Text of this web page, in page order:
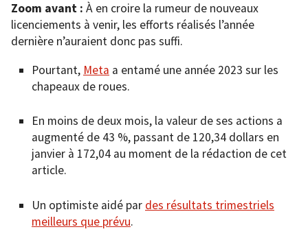
Zoom avant : À en croire la rumeur de nouveaux
licenciements à venir, les efforts réalisés l’année
dernière n’auraient donc pas suffi.
Pourtant, Meta a entamé une année 2023 sur les
chapeaux de roues.
En moins de deux mois, la valeur de ses actions a
augmenté de 43 %, passant de 120,34 dollars en
janvier à 172,04 au moment de la rédaction de cet
article.
Un optimiste aidé par des résultats trimestriels
meilleurs que prévu.